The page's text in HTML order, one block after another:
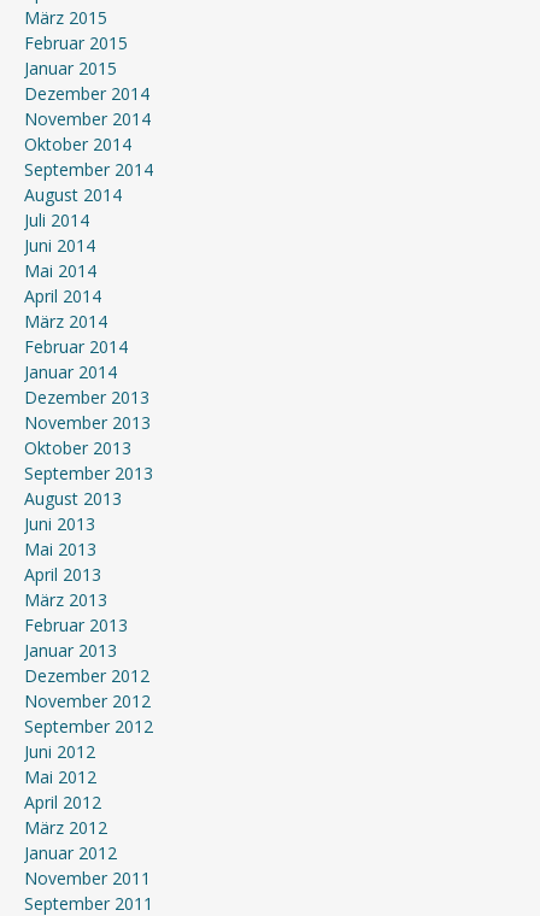
März 2015
Februar 2015
Januar 2015
Dezember 2014
November 2014
Oktober 2014
September 2014
August 2014
Juli 2014
Juni 2014
Mai 2014
April 2014
März 2014
Februar 2014
Januar 2014
Dezember 2013
November 2013
Oktober 2013
September 2013
August 2013
Juni 2013
Mai 2013
April 2013
März 2013
Februar 2013
Januar 2013
Dezember 2012
November 2012
September 2012
Juni 2012
Mai 2012
April 2012
März 2012
Januar 2012
November 2011
September 2011